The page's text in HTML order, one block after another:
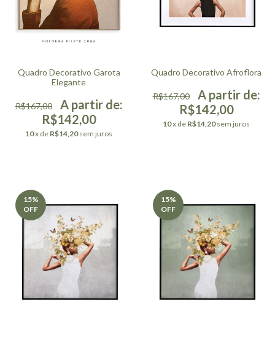
Quadro Decorativo Garota
Elegante
R$167,00
R$142,00
10x de R$14,20 sem juros
Quadro Decorativo Afroflora
R$167,00
R$142,00
10x de R$14,20 sem juros
15%
OFF
15%
OFF